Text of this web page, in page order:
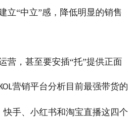
立“中立”感，降低明显的销售
营，甚至要安插“托”提供正面
KOL营销平台分析目前最强带货的
快手、小红书和淘宝直播这四个